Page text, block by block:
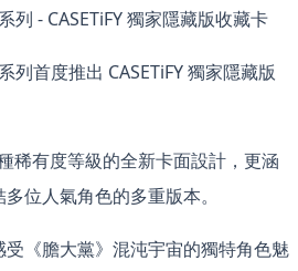
列 - CASETiFY 獨家隱藏版收藏卡
列首度推出 CASETiFY 獨家隱藏版
稀有度等級的全新卡面設計，更涵
位人氣角色的多重版本。
《膽大黨》混沌宇宙的獨特角色魅